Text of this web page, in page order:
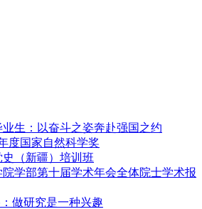
生：以奋斗之姿奔赴强国之约
度国家自然科学奖
（新疆）培训班
学部第十届学术年会全体院士学术报
做研究是一种兴趣